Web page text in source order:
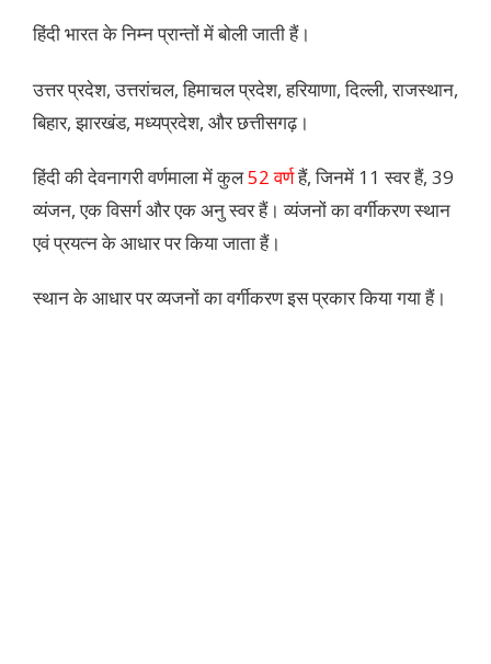
हिंदी भारत के निम्न प्रान्तों में बोली जाती हैं।
उत्तर प्रदेश, उत्तरांचल, हिमाचल प्रदेश, हरियाणा, दिल्ली, राजस्थान,
बिहार, झारखंड, मध्यप्रदेश, और छत्तीसगढ़।
हिंदी की देवनागरी वर्णमाला में कुल52 वर्णहैं, जिनमें 11 स्वर हैं, 39
व्यंजन, एक विसर्ग और एक अनु स्वर हैं। व्यंजनों का वर्गीकरण स्थान
एवं प्रयत्न के आधार पर किया जाता हैं।
स्थान के आधार पर व्यजनों का वर्गीकरण इस प्रकार किया गया हैं।